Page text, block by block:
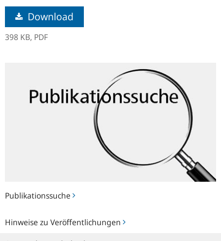
Publikationssuche
Hinweise zu Veröffentlichungen
zu
Download
398 KB, PDF